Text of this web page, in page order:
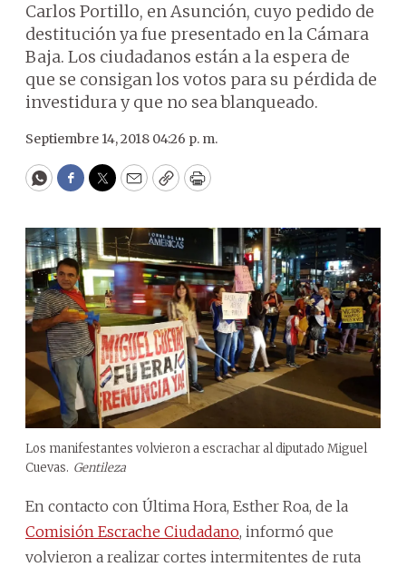
Carlos Portillo, en Asunción, cuyo pedido de
destitución ya fue presentado en la Cámara
Baja. Los ciudadanos están a la espera de
que se consigan los votos para su pérdida de
investidura y que no sea blanqueado.
Septiembre 14, 2018 04:26 p. m.
WhatsApp
Facebook
Twitter
EmailCopyPrint
Los manifestantes volvieron a escrachar al diputado Miguel
Cuevas. Gentileza
En contacto con Última Hora, Esther Roa, de la
Comisión Escrache Ciudadano, informó que
volvieron a realizar cortes intermitentes de ruta